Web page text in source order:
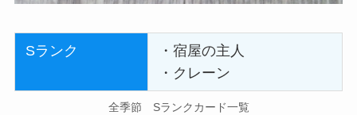
Sランク
・宿屋の主人
・クレーン
全季節 Sランクカード一覧